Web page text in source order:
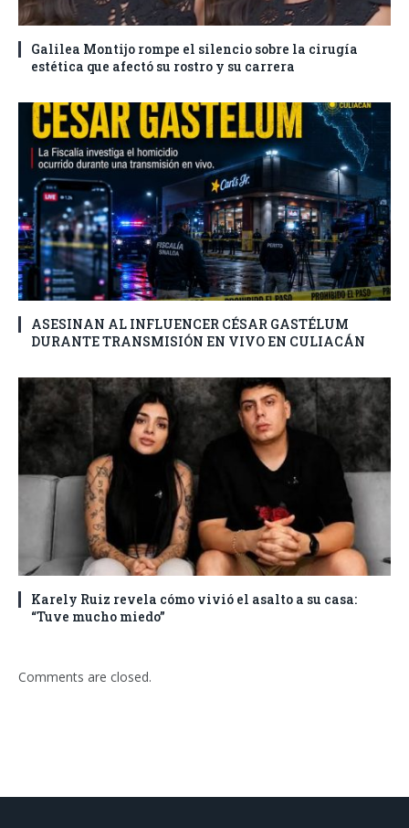
Galilea Montijo rompe el silencio sobre la cirugía
estética que afectó su rostro y su carrera
ASESINAN AL INFLUENCER CÉSAR GASTÉLUM
DURANTE TRANSMISIÓN EN VIVO EN CULIACÁN
Karely Ruiz revela cómo vivió el asalto a su casa:
“Tuve mucho miedo”
Comments are closed.